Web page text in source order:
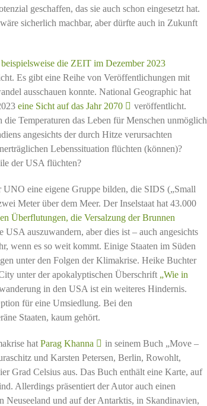
geschaffen, das sie auch schon eingesetzt hat.
sicherlich machbar, aber dürfte auch in Zukunft
die ZEIT im Dezember 2023
Es gibt eine Reihe von Veröffentlichungen mit
ausschauen konnte. National Geographic hat
eine Sicht auf das Jahr 2070
veröffentlicht.
Temperaturen das Leben für Menschen unmöglich
angesichts der durch Hitze verursachten
Lebenssituation flüchten (können)?
der USA flüchten?
UNO eine eigene Gruppe bilden, die SIDS („Small
Meter über dem Meer. Der Inselstaat hat 43.000
Überflutungen, die Versalzung der Brunnen
auszuwandern, aber dies ist – auch angesichts
wenn es so weit kommt. Einige Staaten im Süden
unter den Folgen der Klimakrise. Heike Buchter
unter der apokalyptischen Überschrift „Wie in
in den USA ist ein weiteres Hindernis.
für eine Umsiedlung. Bei den
Staaten, kaum gehört.
hat Parag Khanna
in seinem Buch „Move –
und Karsten Petersen, Berlin, Rowohlt,
Grad Celsius aus. Das Buch enthält eine Karte, auf
Allerdings präsentiert der Autor auch einen
Neuseeland und auf der Antarktis, in Skandinavien,